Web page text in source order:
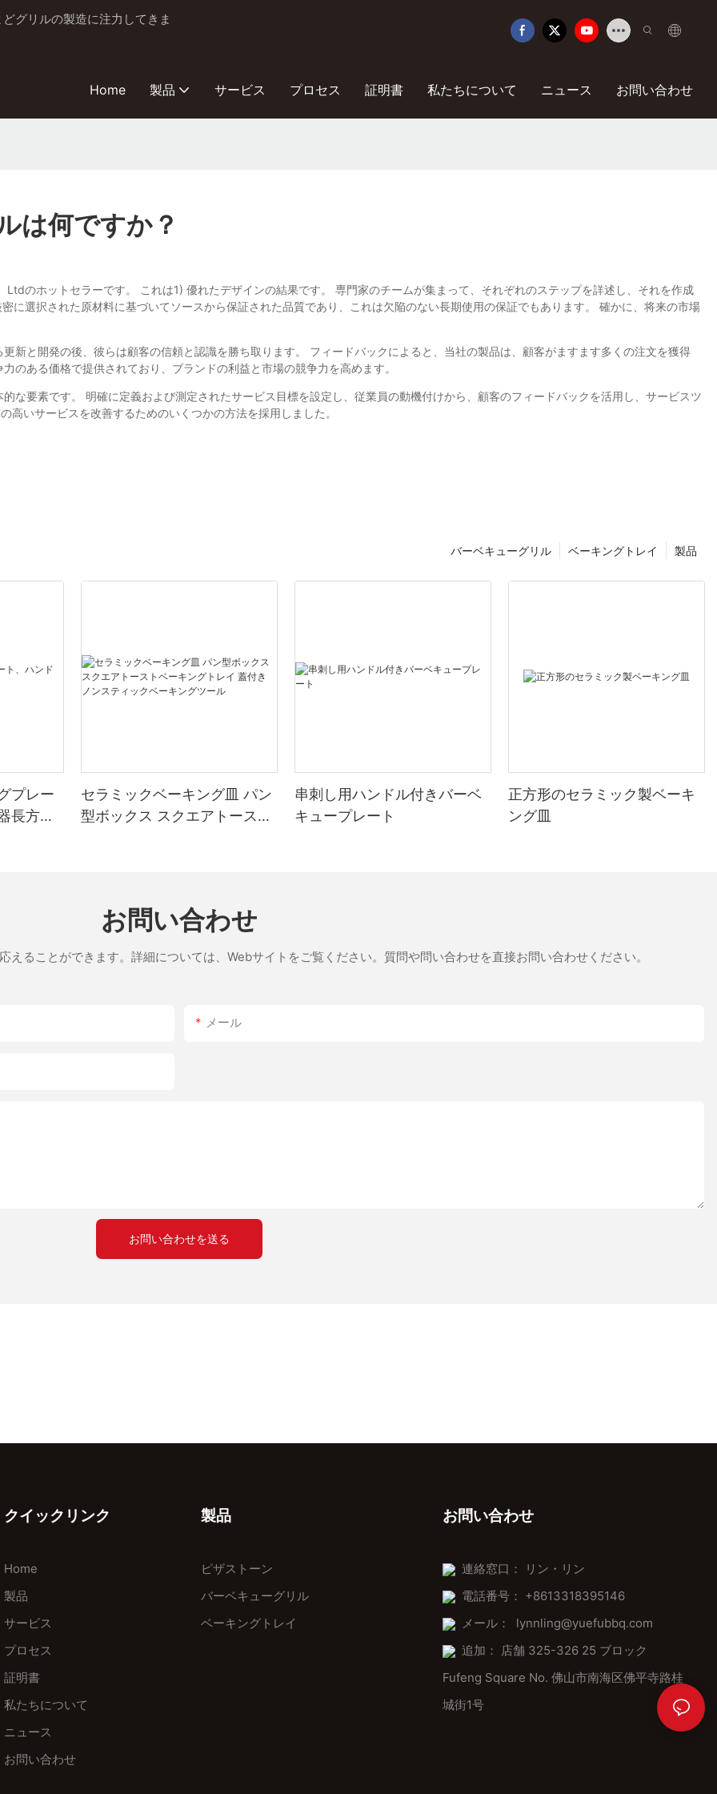
グリルの製造に注力してきま
Home 製品 サービス プロセス 証明書 私たちについて ニュース お問い合わせ
は何ですか？
のホットセラーです。 これは1) 優れたデザインの結果です。 専門家のチームが集まって、それぞれのステップを詳述し、それを作成
に選択された原材料に基づいてソースから保証された品質であり、これは欠陥のない長期使用の保証でもあります。 確かに、将来の市場
新と開発の後、彼らは顧客の信頼と認識を勝ち取ります。 フィードバックによると、当社の製品は、顧客がますます多くの注文を獲得
のある価格で提供されており、ブランドの利益と市場の競争力を高めます。
な要素です。 明確に定義および測定されたサービス目標を設定し、従業員の動機付けから、顧客のフィードバックを活用し、サービスツ
いサービスを改善するためのいくつかの方法を採用しました。
製品
ベーキングトレイ
バーベキューグリル
プレー
長方形
セラミックベーキング皿 パン
型ボックス スクエアトースト
串刺し用ハンドル付きバーベ
キュープレート
正方形のセラミック製ベーキ
ング皿
お問い合わせ
えることができます。詳細については、Webサイトをご覧ください。質問や問い合わせを直接お問い合わせください。
メール
お問い合わせを送る
クイックリンク
Home
製品
サービス
プロセス
証明書
私たちについて
ニュース
お問い合わせ
製品
ピザストーン
バーベキューグリル
ベーキングトレイ
お問い合わせ
連絡窓口： リン・リン
電話番号： +8613318395146
メール： lynnling@yuefubbq.com
追加： 店舗 325-326 25 ブロック
Fufeng Square No. 佛山市南海区佛平寺路桂
城街1号